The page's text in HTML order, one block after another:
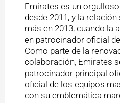
Emirates es un
desde 2011, y la
más en 2013, cuando la
en patrocinador oficial
Como parte de la
colaboración, Emirates
patrocinador principal
oficial de los equipos
con su emblemática